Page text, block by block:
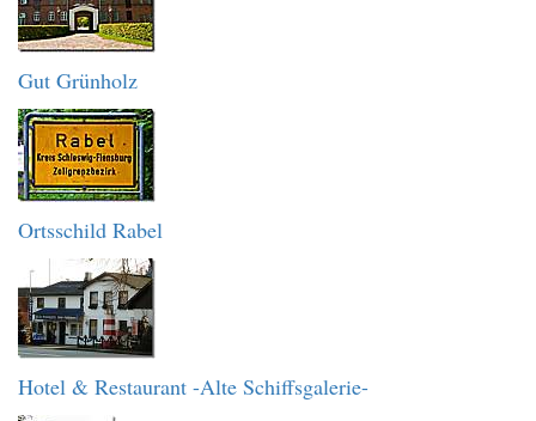
Gut Grünholz
Ortsschild Rabel
Hotel & Restaurant -Alte Schiffsgalerie-